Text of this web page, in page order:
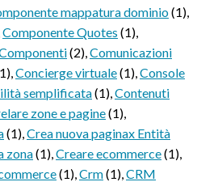
mappatura dominio(1),
Componente Quotes (1),
(2),Comunicazioni
,Concierge virtuale(1),Console
semplificata(1),Contenuti
zone e pagine(1),
(1),Crea nuova paginax Entità
zona(1),Creare ecommerce(1),
(1),Crm(1),CRM